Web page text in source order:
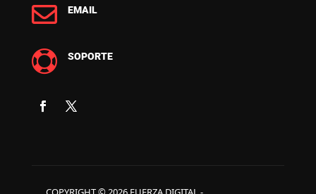
 EMAIL
 SOPORTE